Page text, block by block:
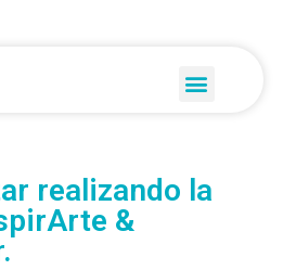
realizando la
&